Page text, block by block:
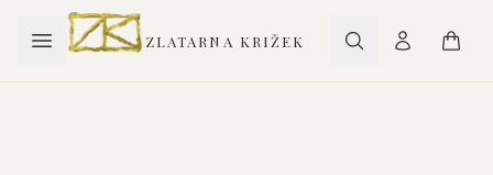
ZLATARNA KRIŽEK